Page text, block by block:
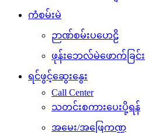
ကံစမ်းမဲ
ဉာဏ်စမ်းပဟေဠိ
ဖုန်းဘေလ်မဲဖောက်ခြင်း
ရင်ဖွင့်ဆွေးနွေး
Call Center
သတင်းစကားပေးပို့ရန်
အမေး/အဖြေကဏ္ဍ